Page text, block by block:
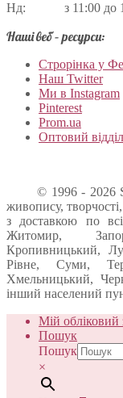
Нд: з 11:00 до
Наші веб – ресурси:
Строрінка у
Наш Twitter
Ми в Instagram
Pinterest
Prom.ua
Оптовий відділ
© 1996 - 2026
живопису,
з доставкою по
Житомир,
Кропивницький,
Рівне, Суми,
Хмельницький,
інший населений
Мій обліковий
Пошук
Пошук
×